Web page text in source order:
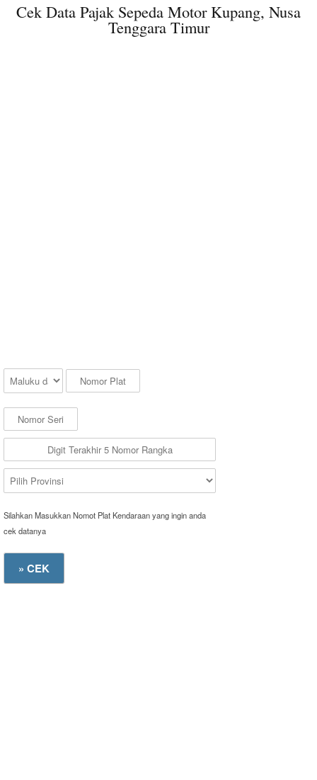
Cek Data Pajak Sepeda Motor Kupang, Nusa
Tenggara Timur
Silahkan Masukkan Nomot Plat Kendaraan yang ingin anda
cek datanya